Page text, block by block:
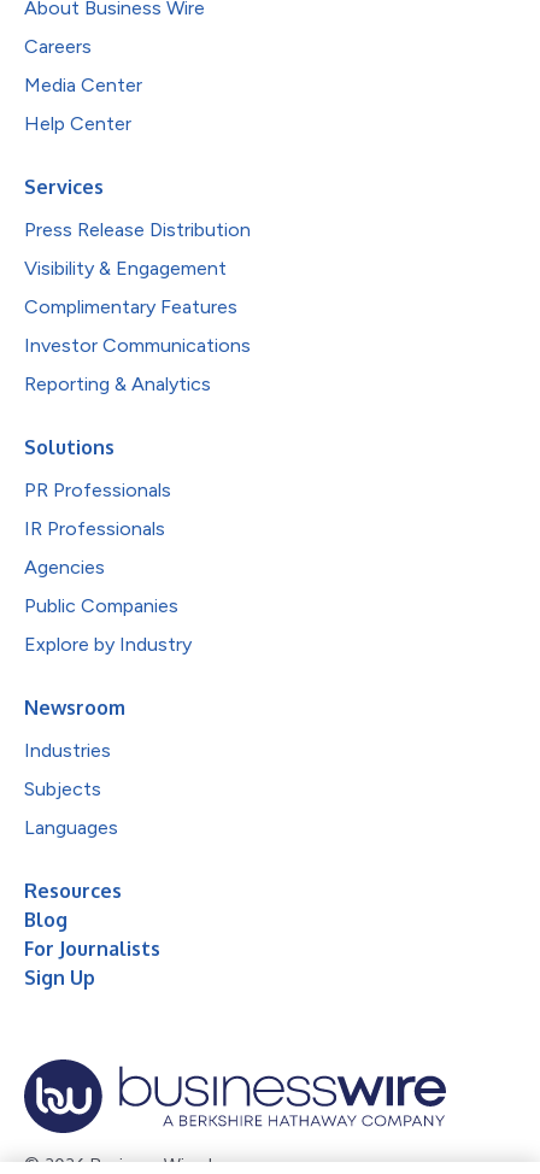
About Business Wire
Careers
Media Center
Help Center
Services
Press Release Distribution
Visibility & Engagement
Complimentary Features
Investor Communications
Reporting & Analytics
Solutions
PR Professionals
IR Professionals
Agencies
Public Companies
Explore by Industry
Newsroom
Industries
Subjects
Languages
Resources
Blog
For Journalists
Sign Up
© 2026 Business Wire, Inc.